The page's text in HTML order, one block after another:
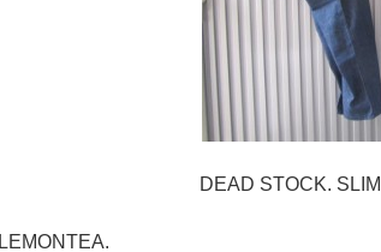
DEAD STOCK. SLIM
LEMONTEA.